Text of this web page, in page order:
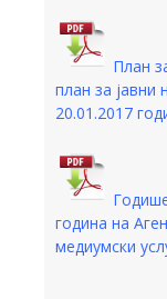
План
план за јавни
20.01.2017
година на
медиумски